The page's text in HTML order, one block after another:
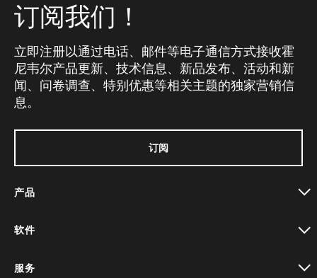
订阅我们！
立即注册以通过电话、邮件等电子通信方式接收霍
尼韦尔产品更新、技术信息、新品发布、活动和新
闻、问卷调查、特别优惠等相关主题的独家营销信
息。
订阅
产品
软件
服务